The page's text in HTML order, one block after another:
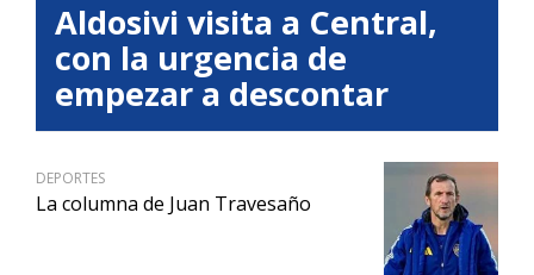
Aldosivi visita a Central,
con la urgencia de
empezar a descontar
DEPORTES
La columna de Juan Travesaño